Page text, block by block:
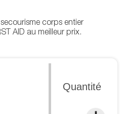
Quantité
corps entier
AID au meilleur prix.